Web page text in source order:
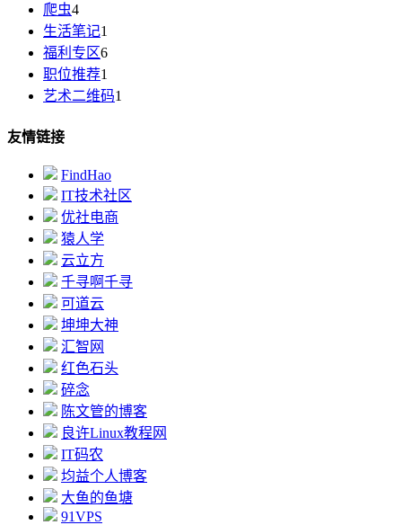
爬虫4
生活笔记1
福利专区6
职位推荐1
艺术二维码1
友情链接
FindHao
IT技术社区
优社电商
猿人学
云立方
千寻啊千寻
可道云
坤坤大神
汇智网
红色石头
碎念
陈文管的博客
良许Linux教程网
IT码农
均益个人博客
大鱼的鱼塘
91VPS